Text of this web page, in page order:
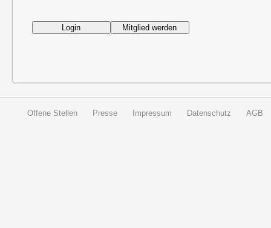
Offene Stellen Presse Impressum Datenschutz AGB